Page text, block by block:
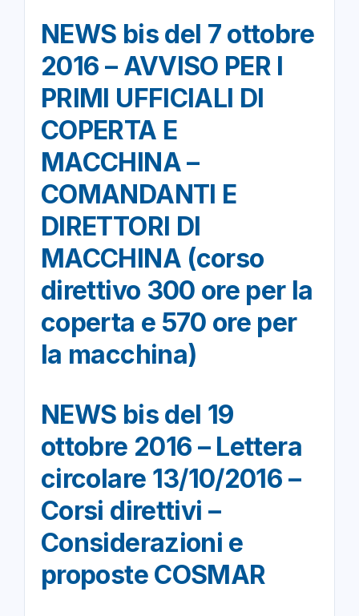
NEWS bis del 7 ottobre
2016 – AVVISO PER I
PRIMI UFFICIALI DI
COPERTA E
MACCHINA –
COMANDANTI E
DIRETTORI DI
MACCHINA (corso
direttivo 300 ore per la
coperta e 570 ore per
la macchina)
NEWS bis del 19
ottobre 2016 – Lettera
circolare 13/10/2016 –
Corsi direttivi –
Considerazioni e
proposte COSMAR